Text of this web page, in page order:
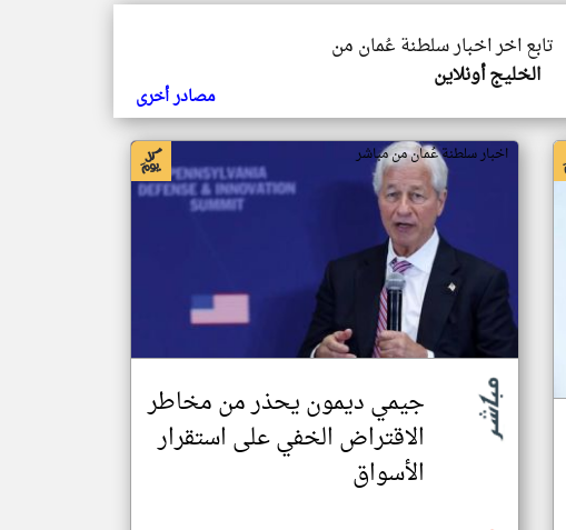
تابع اخر اخبار سلطنة عُمان من
الخليج أونلاين
مصادر أخرى
اخبار سلطنة عُمان من مباشر
جيمي ديمون يحذر من مخاطر
الاقتراض الخفي على استقرار
الأسواق